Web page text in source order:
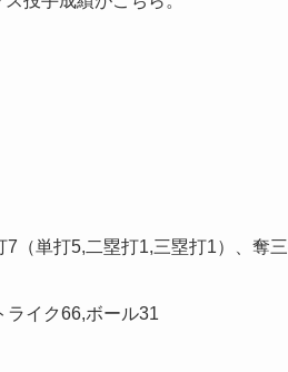
7（単打5,二塁打1,三塁打1）、奪
ライク66,ボール31